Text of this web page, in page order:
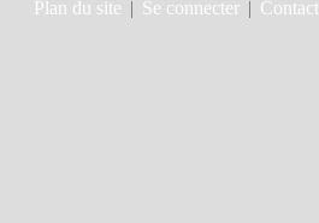
Plan du site | Se connecter | Contact